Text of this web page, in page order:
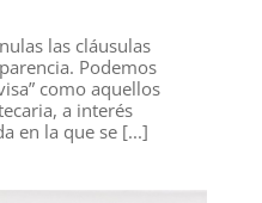
las cláusulas
Podemos
como aquellos
a interés
en la que se [...]